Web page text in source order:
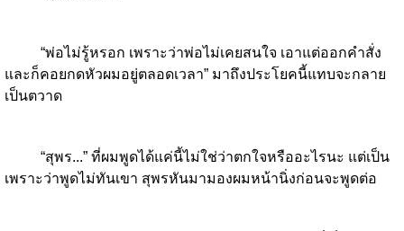
“พ่อไม่รู้หรอก เพราะว่าพ่อไม่เคยสนใจ เอาแต่ออกคำสั่ง
และก็คอยกดหัวผมอยู่ตลอดเวลา” มาถึงประโยคนี้แทบจะกลาย
เป็นตวาด
“สุพร...” ที่ผมพูดได้แค่นี้ไม่ใช่ว่าตกใจหรืออะไรนะ แต่เป็น
เพราะว่าพูดไม่ทันเขา สุพรหันมามองผมหน้านิ่งก่อนจะพูดต่อ